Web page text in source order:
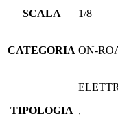
SCALA 1/8
CATEGORIA ON-
TIPOLOGIA ,